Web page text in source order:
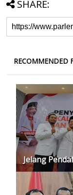
SHARE:
RECOMMENDED
Jelang